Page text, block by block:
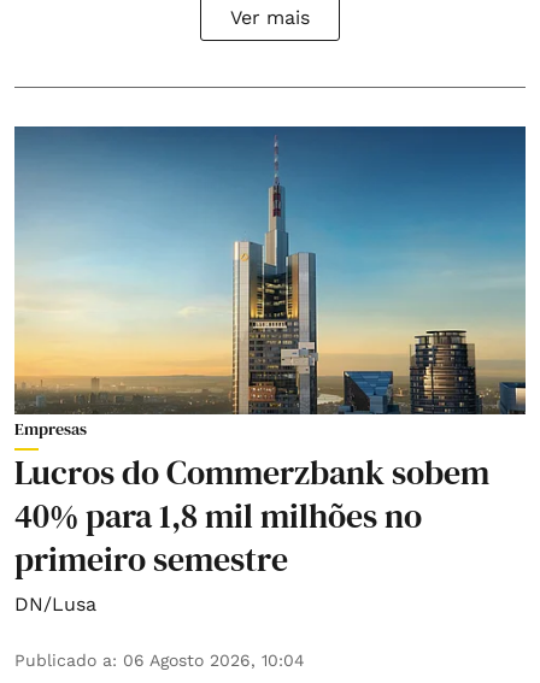
Ver mais
Empresas
Lucros do Commerzbank sobem
40% para 1,8 mil milhões no
primeiro semestre
DN/Lusa
Publicado a: 06 Agosto 2026, 10:04